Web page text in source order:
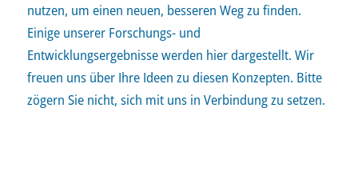
nutzen, um einen neuen, besseren Weg zu finden.
Einige unserer Forschungs- und
Entwicklungsergebnisse werden hier dargestellt. Wir
freuen uns über Ihre Ideen zu diesen Konzepten. Bitte
zögern Sie nicht, sich mit uns in Verbindung zu setzen.